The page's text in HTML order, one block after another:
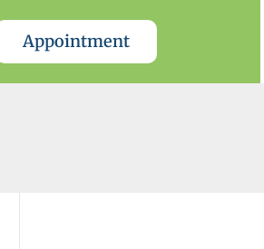
Appointment